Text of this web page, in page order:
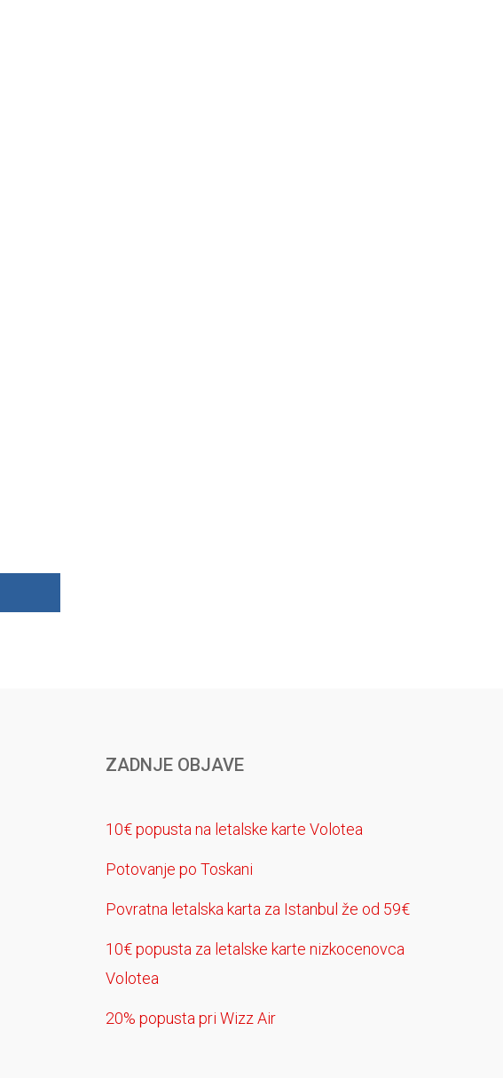
ZADNJE OBJAVE
10€ popusta na letalske karte Volotea
Potovanje po Toskani
Povratna letalska karta za Istanbul že od 59€
10€ popusta za letalske karte nizkocenovca
Volotea
20% popusta pri Wizz Air